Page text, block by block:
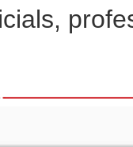
深陷戈壁淤泥